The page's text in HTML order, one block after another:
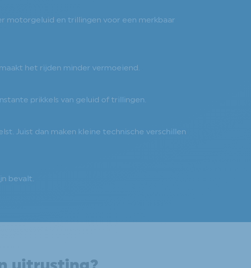
motorgeluid en trillingen voor een merkbaar
het rijden minder vermoeiend.
prikkels van geluid of trillingen.
Juist dan maken kleine technische verschillen
bevalt.